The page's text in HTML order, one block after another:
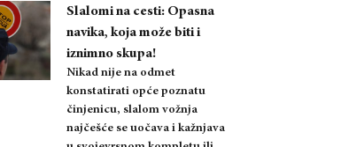
Slalomi na cesti: Opasna
navika, koja može biti i
iznimno skupa!
Nikad nije na odmet
konstatirati opće poznatu
činjenicu, slalom vožnja
najčešće se uočava i kažnjava